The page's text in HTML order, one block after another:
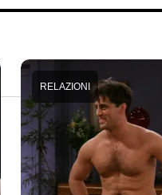
RELAZIONI